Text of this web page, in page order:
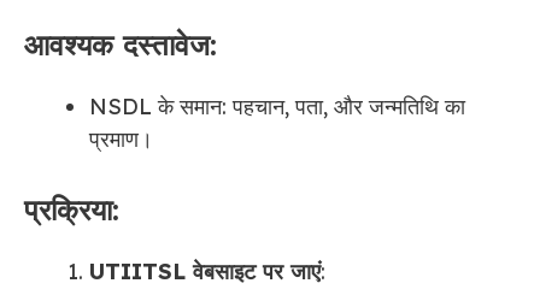
आवश्यक दस्तावेज:
NSDL के समान: पहचान, पता, और जन्मतिथि का
प्रमाण।
प्रक्रिया:
UTIITSL वेबसाइट पर जाएं: